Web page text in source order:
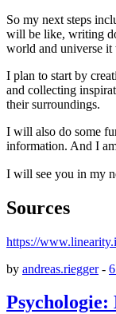
So my next steps
will be like, writing
world and universe
I plan to start by
and collecting
their surroundings.
I will also do some
information. And I
I will see you in my
Sources
https://
by andreas.riegger-